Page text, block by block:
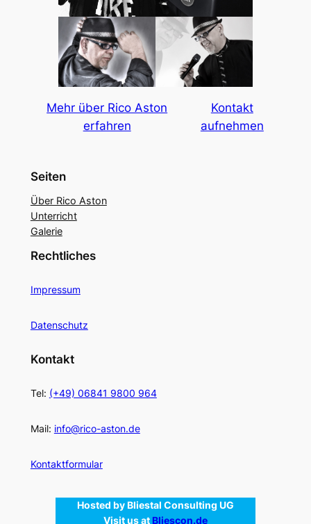
Mehr über Rico Aston
erfahren
Kontakt
aufnehmen
Seiten
Über Rico Aston
Unterricht
Galerie
Rechtliches
Impressum
Datenschutz
Kontakt
Tel: (+49) 06841 9800 964
Mail: info@rico-aston.de
Kontaktformular
Hosted by Bliestal Consulting UG
Visit us at Bliescon.de